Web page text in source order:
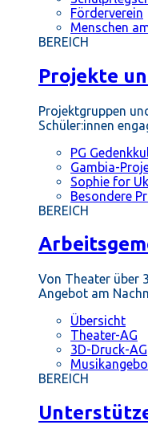
Förderverein
Menschen
BEREICH
Projekte
Projektgruppen
Schüler:innen
PG
Gambia-
Sophie for
Besondere
BEREICH
Von Theater über
Angebot am
Übersicht
Theater-AG
3D-Druck-AG
BEREICH